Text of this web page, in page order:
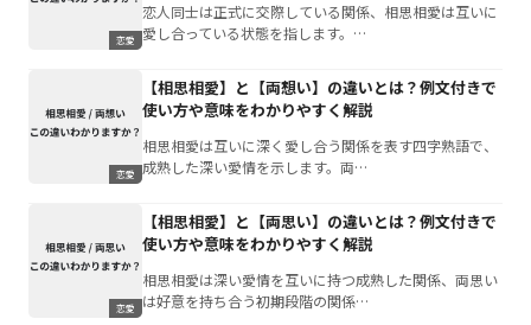
恋愛
恋人同士は正式に交際している関係、相思相愛は互いに
愛し合っている状態を指します。…
恋愛
【相思相愛】と【両想い】の違いとは？例文付きで
使い方や意味をわかりやすく解説
相思相愛は互いに深く愛し合う関係を表す四字熟語で、
成熟した深い愛情を示します。両…
恋愛
【相思相愛】と【両思い】の違いとは？例文付きで
使い方や意味をわかりやすく解説
相思相愛は深い愛情を互いに持つ成熟した関係、両思い
は好意を持ち合う初期段階の関係…